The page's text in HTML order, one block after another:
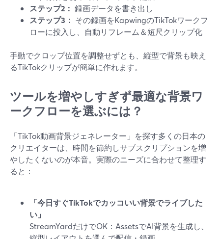
ステップ2： 録画データを書き出し
ステップ3： その録画をKapwingのTikTokワークフ
ローに投入し、自動リフレーム＆短尺クリップ化
手動でクロップ位置を調整せずとも、縦型で背景も映え
るTikTokクリップが簡単に作れます。
ツールを増やしすぎず最適な背景ワ
ークフローを選ぶには？
「TikTok動画背景ジェネレーター」を探す多くの日本の
クリエイターは、時間を節約しサブスクリプションを増
やしたくないのが本音。実際のニーズに合わせて整理す
ると：
「今日すぐTikTokでカッコいい背景でライブした
い」
StreamYardだけでOK：AssetsでAI背景を生成し、